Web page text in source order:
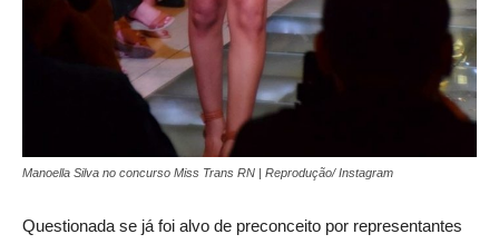
Manoella Silva no concurso Miss Trans RN | Reprodução/ Instagram
Questionada se já foi alvo de preconceito por representantes